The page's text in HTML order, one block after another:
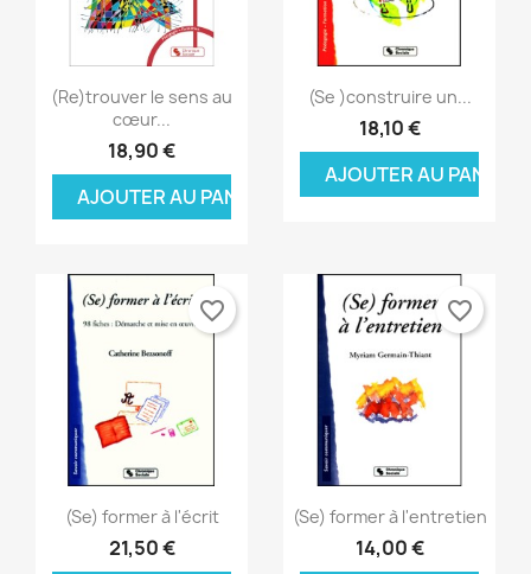
Aperçu rapide
(Re)trouver le sens au
cœur...
18,90 €
AJOUTER AU PANIER
 Aperçu rapide
(Se )construire un...
18,10 €
AJOUTER AU PANIER
Aperçu rapide
(Se) former à l'écrit
21,50 €
favorite_border
Aperçu rapide
(Se) former à l'entretien
14,00 €
favorite_border